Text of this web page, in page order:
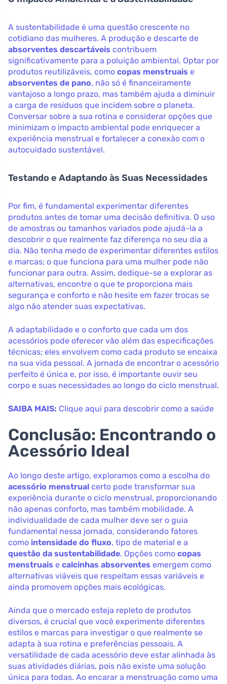
A sustentabilidade é uma questão crescente no
cotidiano das mulheres. A produção e descarte de
absorventes descartáveis contribuem
significativamente para a poluição ambiental. Optar por
produtos reutilizáveis, como copas menstruais e
absorventes de pano, não só é financeiramente
vantajoso a longo prazo, mas também ajuda a diminuir
a carga de resíduos que incidem sobre o planeta.
Conversar sobre a sua rotina e considerar opções que
minimizam o impacto ambiental pode enriquecer a
experiência menstrual e fortalecer a conexão com o
autocuidado sustentável.
Testando e Adaptando às Suas Necessidades
Por fim, é fundamental experimentar diferentes
produtos antes de tomar uma decisão definitiva. O uso
de amostras ou tamanhos variados pode ajudá-la a
descobrir o que realmente faz diferença no seu dia a
dia. Não tenha medo de experimentar diferentes estilos
e marcas; o que funciona para uma mulher pode não
funcionar para outra. Assim, dedique-se a explorar as
alternativas, encontre o que te proporciona mais
segurança e conforto e não hesite em fazer trocas se
algo não atender suas expectativas.
A adaptabilidade e o conforto que cada um dos
acessórios pode oferecer vão além das especificações
técnicas; eles envolvem como cada produto se encaixa
na sua vida pessoal. A jornada de encontrar o acessório
perfeito é única e, por isso, é importante ouvir seu
corpo e suas necessidades ao longo do ciclo menstrual.
SAIBA MAIS: Clique aqui para descobrir como a saúde
Conclusão: Encontrando o
Acessório Ideal
Ao longo deste artigo, exploramos como a escolha do
acessório menstrual certo pode transformar sua
experiência durante o ciclo menstrual, proporcionando
não apenas conforto, mas também mobilidade. A
individualidade de cada mulher deve ser o guia
fundamental nessa jornada, considerando fatores
como intensidade do fluxo, tipo de material e a
questão da sustentabilidade. Opções como copas
menstruais e calcinhas absorventes emergem como
alternativas viáveis que respeitam essas variáveis e
ainda promovem opções mais ecológicas.
Ainda que o mercado esteja repleto de produtos
diversos, é crucial que você experimente diferentes
estilos e marcas para investigar o que realmente se
adapta à sua rotina e preferências pessoais. A
versatilidade de cada acessório deve estar alinhada às
suas atividades diárias, pois não existe uma solução
única para todas. Ao encarar a menstruação como uma